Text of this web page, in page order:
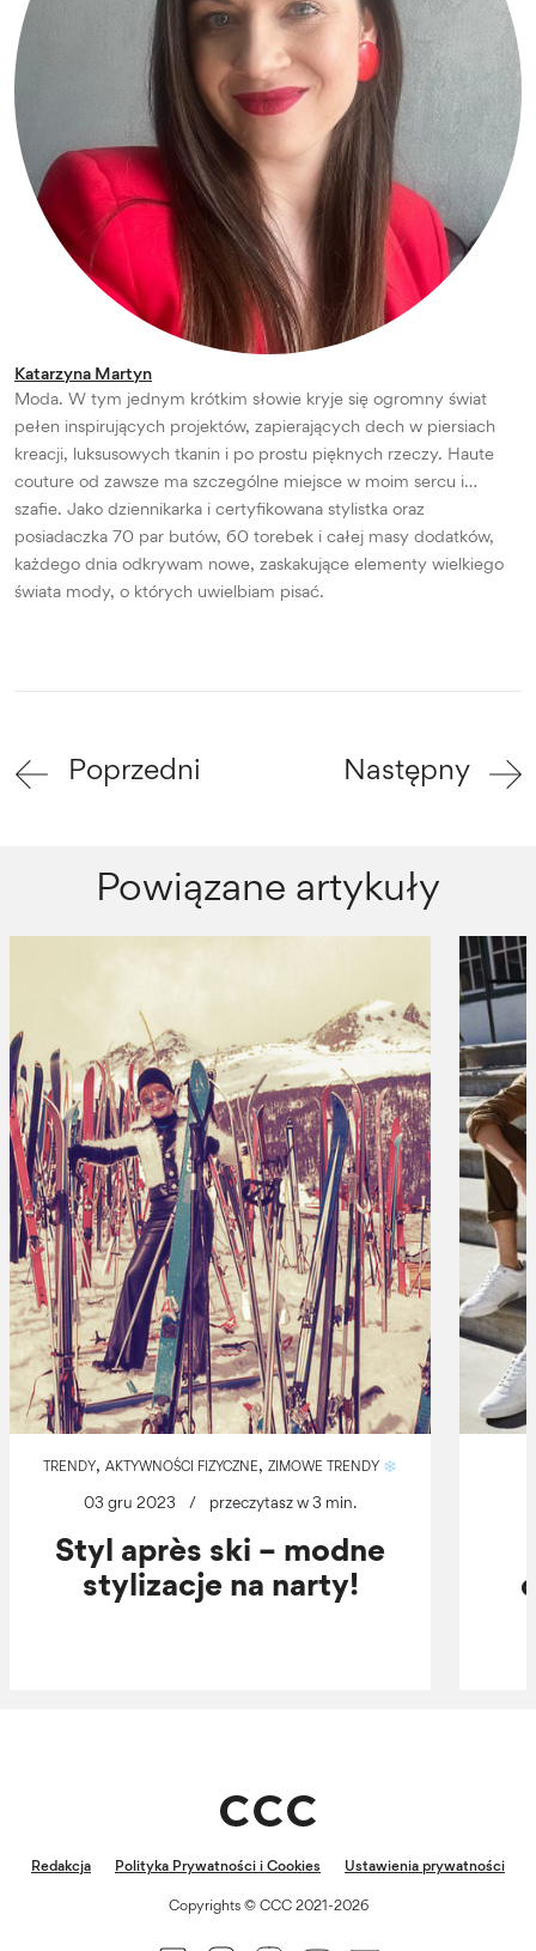
Katarzyna Martyn
Moda. W tym jednym krótkim słowie kryje się ogromny świat
pełen inspirujących projektów, zapierających dech w piersiach
kreacji, luksusowych tkanin i po prostu pięknych rzeczy. Haute
couture od zawsze ma szczególne miejsce w moim sercu i…
szafie. Jako dziennikarka i certyfikowana stylistka oraz
posiadaczka 70 par butów, 60 torebek i całej masy dodatków,
każdego dnia odkrywam nowe, zaskakujące elementy wielkiego
świata mody, o których uwielbiam pisać.
Poprzedni Następny
Powiązane artykuły
TRENDY,AKTYWNOŚCI FIZYCZNE,ZIMOWE TRENDY
03 gru 2023 / przeczytasz w 3 min.
Styl après ski – modne
stylizacje na narty!
Redakcja Polityka Prywatności i Cookies Ustawienia prywatności
Copyrights © CCC 2021-2026